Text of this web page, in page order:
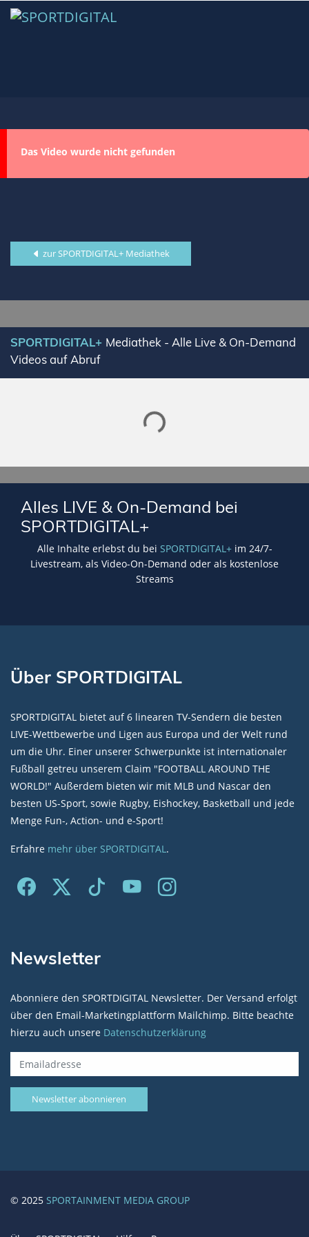
Das Video wurde nicht gefunden
zur SPORTDIGITAL+ Mediathek
SPORTDIGITAL+ Mediathek - Alle Live & On-Demand
Videos auf Abruf
Lade SPORTDIGITAL+ Mediathek
Alles LIVE & On-Demand bei
SPORTDIGITAL+
Alle Inhalte erlebst du bei SPORTDIGITAL+im 24/7-
Livestream, als Video-On-Demand oder als kostenlose
Streams
Über SPORTDIGITAL
SPORTDIGITAL bietet auf 6 linearen TV-Sendern die besten
LIVE-Wettbewerbe und Ligen aus Europa und der Welt rund
um die Uhr. Einer unserer Schwerpunkte ist internationaler
Fußball getreu unserem Claim "FOOTBALL AROUND THE
WORLD!" Außerdem bieten wir mit MLB und Nascar den
besten US-Sport, sowie Rugby, Eishockey, Basketball und jede
Menge Fun-, Action- und e-Sport!
Erfahre mehr über SPORTDIGITAL.
Newsletter
Abonniere den SPORTDIGITAL Newsletter. Der Versand erfolgt
über den Email-Marketingplattform Mailchimp. Bitte beachte
hierzu auch unsere Datenschutzerklärung
© 2025 SPORTAINMENT MEDIA GROUP